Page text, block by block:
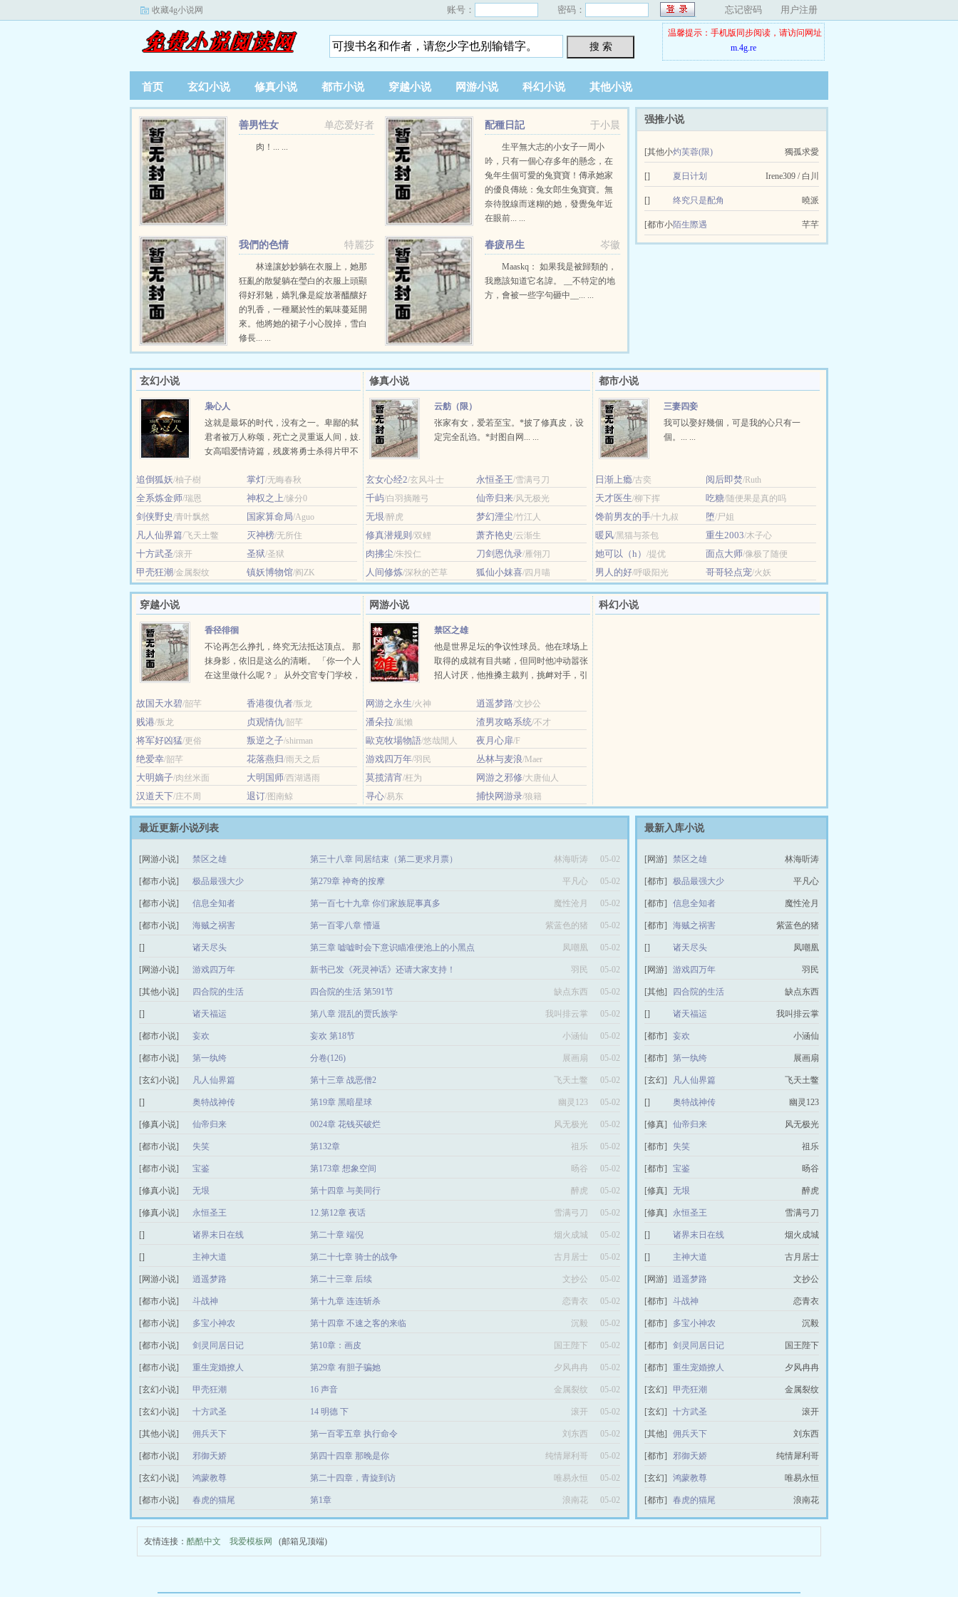
收藏4g小说网 账号： 密码： 忘记密码 用户注册
搜 索
温馨提示：手机版同步阅读，请访问网址
m.4g.re
首页 玄幻小说 修真小说 都市小说 穿越小说 网游小说 科幻小说 其他小说
单恋爱好者
善男性女
肉！... ...
于小晨
配種日記
生平無大志的小女子一周小
吟，只有一個心存多年的懸念，在
兔年生個可愛的兔寶寶！傳承她家
的優良傳統：兔女郎生兔寶寶。無
奈待脫線而迷糊的她，發覺兔年近
在眼前... ...
特麗莎
我們的色情
林達讓妙妙躺在衣服上，她那
狂亂的散髮躺在瑩白的衣服上頭顯
得好邪魅，嬌乳像是綻放著醞釀好
的乳香，一種屬於性的氣味蔓延開
來。他將她的裙子小心脫掉，雪白
修長... ...
岑徽
春疲吊生
Maaskq： 如果我是被歸類的，
我應該知道它名諱。 __不特定的地
方，會被一些字句砸中__... ...
强推小说
[其他小
说]
灼芙蓉(限) 獨孤求愛
[] 夏日计划 Irene309 / 白川
[] 终究只是配角 曉派
[都市小
说]
陌生際遇 芊芊
玄幻小说
枭心人
这就是最坏的时代，没有之一。卑鄙的弑
君者被万人称颂，死亡之灵重返人间，妓.
女高唱爱情诗篇，残废将勇士杀得片甲不
追倒狐妖/柚子樹 掌灯/无晦春秋
全系炼金师/瑞恩 神权之上/缘分0
剑侠野史/青叶飘然 国家算命局/Aguo
凡人仙界篇/飞天土鳖 灭神榜/无所住
十方武圣/滚开 圣狱/圣狱
甲壳狂潮/金属裂纹 镇妖博物馆/阎ZK
修真小说
云舫（限）
张家有女，爱若至宝。*披了修真皮，设
定完全乱诌。*封图自网... ...
玄女心经2/玄风斗士 永恒圣王/雪满弓刀
千屿/白羽摘雕弓 仙帝归来/风无极光
无垠/醉虎 梦幻湮尘/竹江人
修真潜规则 /双鲤 萧齐艳史/云渐生
肉拂尘/朱投仁 刀剑恩仇录/雁翎刀
人间修炼/深秋的芒草 狐仙小妺喜/四月喵
都市小说
三妻四妾
我可以娶好幾個，可是我的心只有一
個。... ...
日渐上瘾/古奕 阅后即焚/Ruth
天才医生/柳下挥 吃糖/随便果是真的吗
馋前男友的手/十九叔 堕/尸姐
暖风/黑猫与茶包 重生2003/木子心
她可以（h） /提优 面点大师/像极了随便
男人的好/呼吸阳光 哥哥轻点宠/火妖
穿越小说
香径徘徊
不论再怎么挣扎，终究无法抵达顶点。 那
抹身影，依旧是这么的清晰。 「你一个人
在这里做什么呢？」 从外交官专门学校，
故国天水碧/韶芊 香港復仇者/叛龙
贱港/叛龙 贞观情仇/韶芊
将军好凶猛/更俗 叛逆之子/shirman
绝爱幸/韶芊 花落燕归/雨天之后
大明嫡子/肉丝米面 大明国师/西湖遇雨
汉道天下/庄不周 退订/图南鲸
网游小说
禁区之雄
他是世界足坛的争议性球员。他在球场上
取得的成就有目共睹，但同时他冲动嚣张
招人讨厌，他推搡主裁判，挑衅对手，引
网游之永生/火神 逍遥梦路/文抄公
潘朵拉/嵐懶 渣男攻略系统/不才
歐克牧場物語/悠哉閒人 夜月心扉/F
游戏四万年/羽民 丛林与麦浪/Maer
莫揽清宵/枉为 网游之邪修/大唐仙人
寻心/易东 捕快网游录/狼籍
科幻小说
最近更新小说列表
[网游小说] 禁区之雄 第三十八章 同居结束（第二更求月票） 林海听涛 05-02
[都市小说] 极品最强大少 第279章 神奇的按摩 平凡心 05-02
[都市小说] 信息全知者 第一百七十九章 你们家族屁事真多 魔性沧月 05-02
[都市小说] 海贼之祸害 第一百零八章 懵逼 紫蓝色的猪 05-02
[] 诸天尽头 第三章 嘘嘘时会下意识瞄准便池上的小黑点 凤嘲凰 05-02
[网游小说] 游戏四万年 新书已发《死灵神话》还请大家支持！ 羽民 05-02
[其他小说] 四合院的生活 四合院的生活 第591节 缺点东西 05-02
[] 诸天福运 第八章 混乱的贾氏族学 我叫排云掌 05-02
[都市小说] 妄欢 妄欢 第18节 小涵仙 05-02
[都市小说] 第一纨绔 分卷(126) 展画扇 05-02
[玄幻小说] 凡人仙界篇 第十三章 战恶僧2 飞天土鳖 05-02
[] 奥特战神传 第19章 黑暗星球 幽灵123 05-02
[修真小说] 仙帝归来 0024章 花钱买破烂 风无极光 05-02
[都市小说] 失笑 第132章 祖乐 05-02
[都市小说] 宝鉴 第173章 想象空间 旸谷 05-02
[修真小说] 无垠 第十四章 与美同行 醉虎 05-02
[修真小说] 永恒圣王 12.第12章 夜话 雪满弓刀 05-02
[] 诸界末日在线 第二十章 端倪 烟火成城 05-02
[] 主神大道 第二十七章 骑士的战争 古月居士 05-02
[网游小说] 逍遥梦路 第二十三章 后续 文抄公 05-02
[都市小说] 斗战神 第十九章 连连斩杀 恋青衣 05-02
[都市小说] 多宝小神农 第十四章 不速之客的来临 沉毅 05-02
[都市小说] 剑灵同居日记 第10章：画皮 国王陛下 05-02
[都市小说] 重生宠婚撩人 第29章 有胆子骗她 夕风冉冉 05-02
[玄幻小说] 甲壳狂潮 16 声音 金属裂纹 05-02
[玄幻小说] 十方武圣 14 明德 下 滚开 05-02
[其他小说] 佣兵天下 第一百零五章 执行命令 刘东西 05-02
[都市小说] 邪御天娇 第四十四章 那晚是你 纯情犀利哥 05-02
[玄幻小说] 鸿蒙教尊 第二十四章，青旋到访 唯易永恒 05-02
[都市小说] 春虎的猫尾 第1章 浪南花 05-02
最新入库小说
[网游] 禁区之雄 林海听涛
[都市] 极品最强大少 平凡心
[都市] 信息全知者 魔性沧月
[都市] 海贼之祸害 紫蓝色的猪
[] 诸天尽头 凤嘲凰
[网游] 游戏四万年 羽民
[其他] 四合院的生活 缺点东西
[] 诸天福运 我叫排云掌
[都市] 妄欢 小涵仙
[都市] 第一纨绔 展画扇
[玄幻] 凡人仙界篇 飞天土鳖
[] 奥特战神传 幽灵123
[修真] 仙帝归来 风无极光
[都市] 失笑 祖乐
[都市] 宝鉴 旸谷
[修真] 无垠 醉虎
[修真] 永恒圣王 雪满弓刀
[] 诸界末日在线 烟火成城
[] 主神大道 古月居士
[网游] 逍遥梦路 文抄公
[都市] 斗战神 恋青衣
[都市] 多宝小神农 沉毅
[都市] 剑灵同居日记 国王陛下
[都市] 重生宠婚撩人 夕风冉冉
[玄幻] 甲壳狂潮 金属裂纹
[玄幻] 十方武圣 滚开
[其他] 佣兵天下 刘东西
[都市] 邪御天娇 纯情犀利哥
[玄幻] 鸿蒙教尊 唯易永恒
[都市] 春虎的猫尾 浪南花
友情连接： 酷酷中文 我爱模板网 (邮箱见顶端)